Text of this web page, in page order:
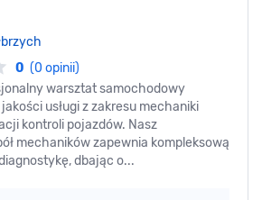
0 (0 opinii)
warsztat samochodowy
usługi z zakresu mechaniki
kontroli pojazdów. Nasz
mechaników zapewnia kompleksową
dbając o...